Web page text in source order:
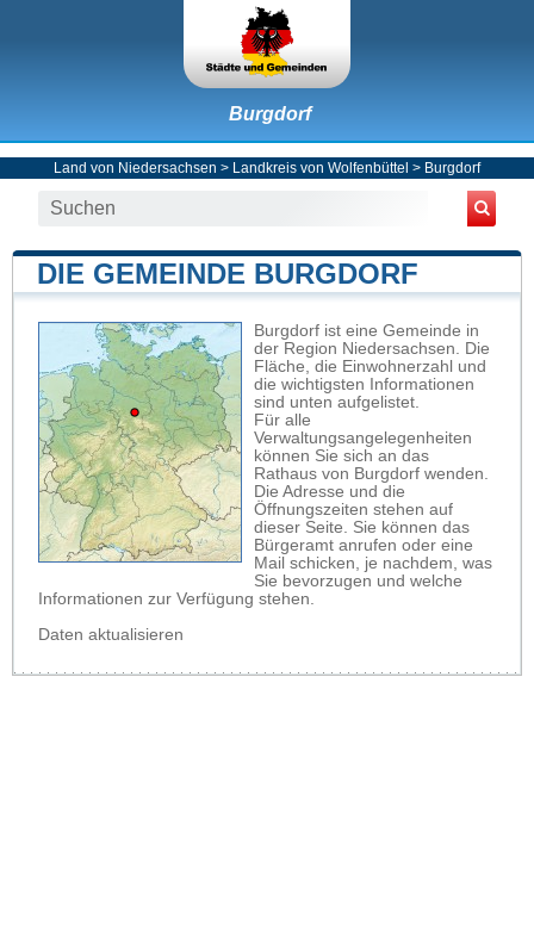
Burgdorf
Land von Niedersachsen > Landkreis von Wolfenbüttel > Burgdorf
DIE GEMEINDE BURGDORF
Burgdorf ist eine Gemeinde in
der Region Niedersachsen. Die
Fläche, die Einwohnerzahl und
die wichtigsten Informationen
sind unten aufgelistet.
Für alle
Verwaltungsangelegenheiten
können Sie sich an das
Rathaus von Burgdorf wenden.
Die Adresse und die
Öffnungszeiten stehen auf
dieser Seite. Sie können das
Bürgeramt anrufen oder eine
Mail schicken, je nachdem, was
Sie bevorzugen und welche
Informationen zur Verfügung stehen.
Daten aktualisieren